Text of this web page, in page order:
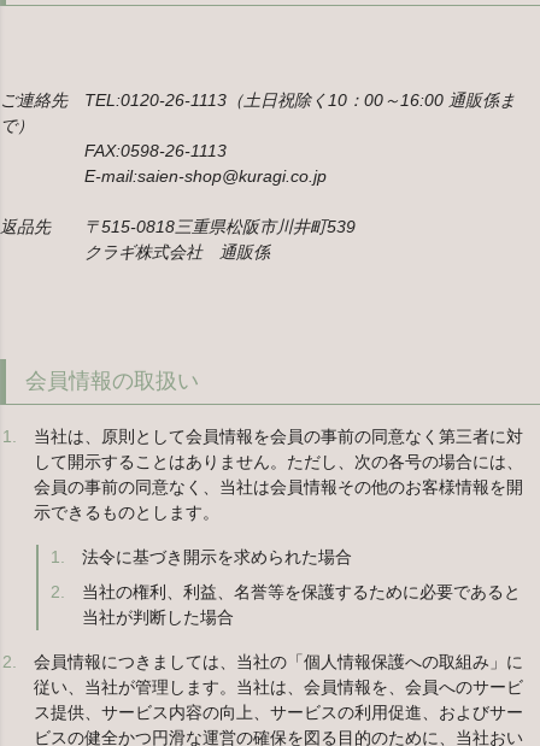
ご連絡先 TEL:0120-26-1113（土日祝除く10：00～16:00 通販係ま
で）
FAX:0598-26-1113
E-mail:saien-shop@kuragi.co.jp
返品先 〒515-0818三重県松阪市川井町539
クラギ株式会社 通販係
会員情報の取扱い
当社は、原則として会員情報を会員の事前の同意なく第三者に対
して開示することはありません。ただし、次の各号の場合には、
会員の事前の同意なく、当社は会員情報その他のお客様情報を開
示できるものとします。
法令に基づき開示を求められた場合
当社の権利、利益、名誉等を保護するために必要であると
当社が判断した場合
会員情報につきましては、当社の「個人情報保護への取組み」に
従い、当社が管理します。当社は、会員情報を、会員へのサービ
ス提供、サービス内容の向上、サービスの利用促進、およびサー
ビスの健全かつ円滑な運営の確保を図る目的のために、当社おい